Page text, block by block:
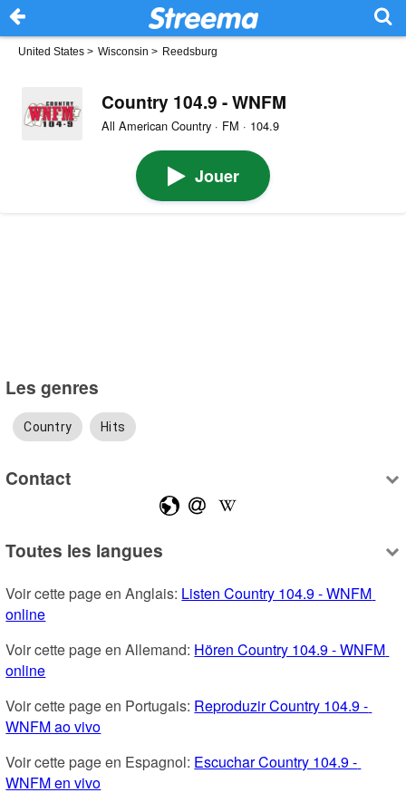
United States > Wisconsin > Reedsburg
Country 104.9 - WNFM
All American Country · FM · 104.9
Jouer
Les genres
Country Hits
Contact
Toutes les langues
Voir cette page en Anglais: Listen Country 104.9 - WNFM
online
Voir cette page en Allemand: Hören Country 104.9 - WNFM
online
Voir cette page en Portugais: Reproduzir Country 104.9 -
WNFM ao vivo
Voir cette page en Espagnol: Escuchar Country 104.9 -
WNFM en vivo